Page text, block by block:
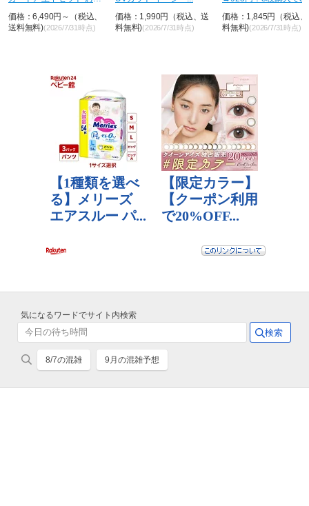
価格：6,490円～（税込、
送料無料)(2026/7/31時点)
価格：1,990円（税込、送
料無料)(2026/7/31時点)
価格：1,845円（税込
料無料)(2026/7/31時点)
気になるワードでサイト内検索
8/7の混雑 9月の混雑予想